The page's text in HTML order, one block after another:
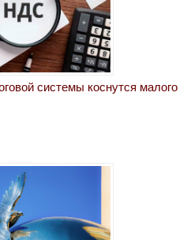
системы коснутся малого